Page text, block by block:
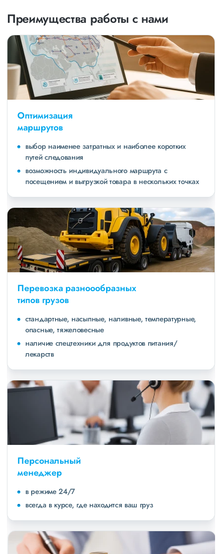
Преимущества работы с нами
Оптимизация
маршрутов
выбор наименее затратных и наиболее коротких
путей следования
возможность индивидуального маршрута с
посещением и выгрузкой товара в нескольких точках
Перевозка разноообразных
типов грузов
стандартные, насыпные, наливные, температурные,
опасные, тяжеловесные
наличие спецтехники для продуктов питания/
лекарств
Персональный
менеджер
в режиме 24/7
всегда в курсе, где находится ваш груз